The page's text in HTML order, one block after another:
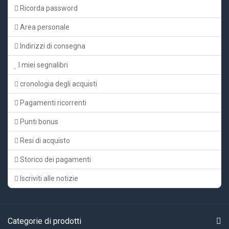
Ricorda password
Area personale
Indirizzi di consegna
I miei segnalibri
cronologia degli acquisti
Pagamenti ricorrenti
Punti bonus
Resi di acquisto
Storico dei pagamenti
Iscriviti alle notizie
Categorie di prodotti